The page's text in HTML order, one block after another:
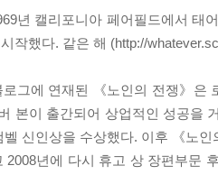
년 캘리포니아 페어필드에서 태
작했다. 같은 해 (http://
로그에 연재된 《노인의 전쟁》은
본이 출간되어 상업적인 성공을
벨 신인상을 수상했다. 이후 《노
2008년에 다시 휴고 상 장편부문